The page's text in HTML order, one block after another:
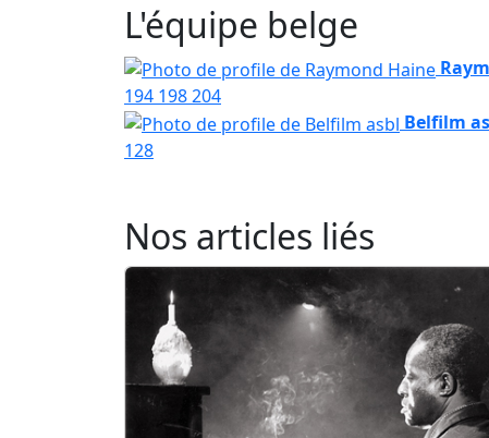
L'équipe belge
194 198204
Belfilm
128
Nos articles liés